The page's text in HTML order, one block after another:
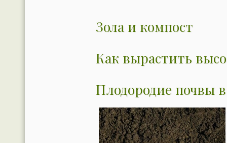
Зола и компост
Как вырастить
Плодородие почвы в